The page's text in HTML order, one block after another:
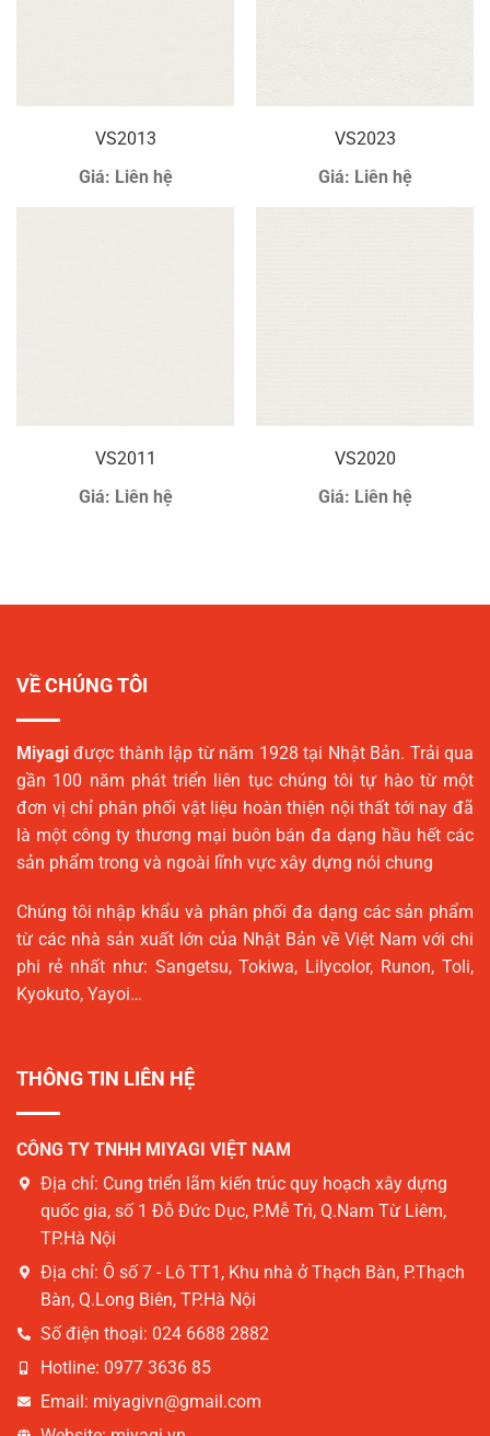
VS2013
Giá: Liên hệ
VS2023
Giá: Liên hệ
VS2011
Giá: Liên hệ
VS2020
Giá: Liên hệ
VỀ CHÚNG TÔI
Miyagi được thành lập từ năm 1928 tại Nhật Bản. Trải qua
gần 100 năm phát triển liên tục chúng tôi tự hào từ một
đơn vị chỉ phân phối vật liệu hoàn thiện nội thất tới nay đã
là một công ty thương mại buôn bán đa dạng hầu hết các
sản phẩm trong và ngoài lĩnh vực xây dựng nói chung
Chúng tôi nhập khẩu và phân phối đa dạng các sản phẩm
từ các nhà sản xuất lớn của Nhật Bản về Việt Nam với chi
phi rẻ nhất như: Sangetsu, Tokiwa, Lilycolor, Runon, Toli,
Kyokuto, Yayoi…
THÔNG TIN LIÊN HỆ
CÔNG TY TNHH MIYAGI VIỆT NAM
Địa chỉ: Cung triển lãm kiến trúc quy hoạch xây dựng
quốc gia, số 1 Đỗ Đức Dục, P.Mễ Trì, Q.Nam Từ Liêm,
TP.Hà Nội
Địa chỉ: Ô số 7 - Lô TT1, Khu nhà ở Thạch Bàn, P.Thạch
Bàn, Q.Long Biên, TP.Hà Nội
Số điện thoại: 024 6688 2882
Hotline: 0977 3636 85
Email: miyagivn@gmail.com